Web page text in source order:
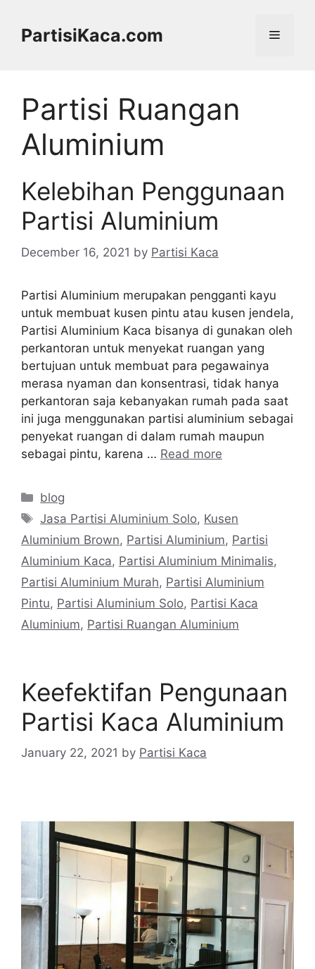
contentPartisiKaca.com Menu
Partisi Ruangan
Aluminium
Kelebihan Penggunaan
Partisi Aluminium
December 16, 2021 by Partisi Kaca
Partisi Aluminium merupakan pengganti kayu
untuk membuat kusen pintu atau kusen jendela,
Partisi Aluminium Kaca bisanya di gunakan oleh
perkantoran untuk menyekat ruangan yang
bertujuan untuk membuat para pegawainya
merasa nyaman dan konsentrasi, tidak hanya
perkantoran saja kebanyakan rumah pada saat
ini juga menggunakan partisi aluminium sebagai
penyekat ruangan di dalam rumah maupun
sebagai pintu, karena … Read more
Categories
blog
Tags
Jasa Partisi Aluminium Solo, Kusen
Aluminium Brown, Partisi Aluminium, Partisi
Aluminium Kaca, Partisi Aluminium Minimalis,
Partisi Aluminium Murah, Partisi Aluminium
Pintu, Partisi Aluminium Solo, Partisi Kaca
Aluminium, Partisi Ruangan Aluminium
Keefektifan Pengunaan
Partisi Kaca Aluminium
January 22, 2021 by Partisi Kaca